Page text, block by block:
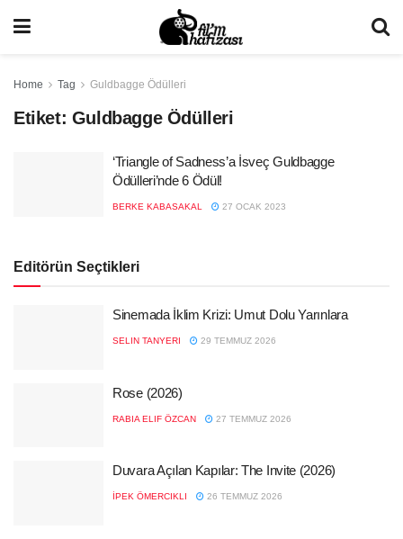
Home Tag Guldbagge Ödülleri
Etiket: Guldbagge Ödülleri
‘Triangle of Sadness’a İsveç Guldbagge
Ödülleri’nde 6 Ödül!
BERKE KABASAKAL 27 OCAK 2023
Editörün Seçtikleri
Sinemada İklim Krizi: Umut Dolu Yarınlara
SELIN TANYERI 29 TEMMUZ 2026
Rose (2026)
RABIA ELIF ÖZCAN 27 TEMMUZ 2026
Duvara Açılan Kapılar: The Invite (2026)
İPEK ÖMERCIKLI 26 TEMMUZ 2026